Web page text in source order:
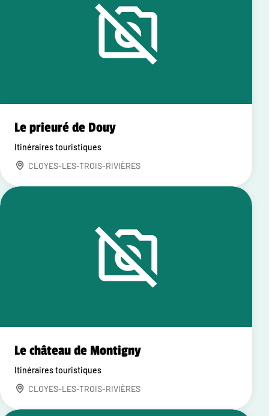
Le prieuré de Douy
Itinéraires touristiques
CLOYES-LES-TROIS-RIVIÈRES
Le château de Montigny
Itinéraires touristiques
CLOYES-LES-TROIS-RIVIÈRES